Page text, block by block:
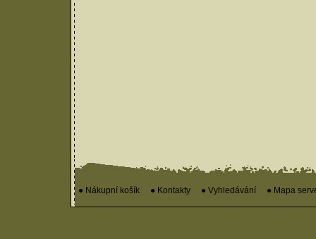
● Nákupní košík ● Kontakty ● Vyhledávání ● Mapa